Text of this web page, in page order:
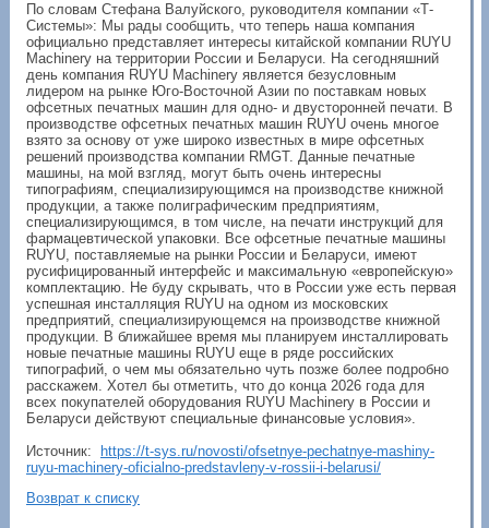
По словам Стефана Валуйского, руководителя компании «Т-
Системы»: Мы рады сообщить, что теперь наша компания
официально представляет интересы китайской компании RUYU
Machinery на территории России и Беларуси. На сегодняшний
день компания RUYU Machinery является безусловным
лидером на рынке Юго-Восточной Азии по поставкам новых
офсетных печатных машин для одно- и двусторонней печати. В
производстве офсетных печатных машин RUYU очень многое
взято за основу от уже широко известных в мире офсетных
решений производства компании RMGT. Данные печатные
машины, на мой взгляд, могут быть очень интересны
типографиям, специализирующимся на производстве книжной
продукции, а также полиграфическим предприятиям,
специализирующимся, в том числе, на печати инструкций для
фармацевтической упаковки. Все офсетные печатные машины
RUYU, поставляемые на рынки России и Беларуси, имеют
русифицированный интерфейс и максимальную «европейскую»
комплектацию. Не буду скрывать, что в России уже есть первая
успешная инсталляция RUYU на одном из московских
предприятий, специализирующемся на производстве книжной
продукции. В ближайшее время мы планируем инсталлировать
новые печатные машины RUYU еще в ряде российских
типографий, о чем мы обязательно чуть позже более подробно
расскажем. Хотел бы отметить, что до конца 2026 года для
всех покупателей оборудования RUYU Machinery в России и
Беларуси действуют специальные финансовые условия».
Источник:
https://t-sys.ru/novosti/ofsetnye-pechatnye-mashiny-
ruyu-machinery-oficialno-predstavleny-v-rossii-i-belarusi/
Возврат к списку